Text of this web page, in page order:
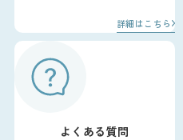
詳細はこちら
よくある質問